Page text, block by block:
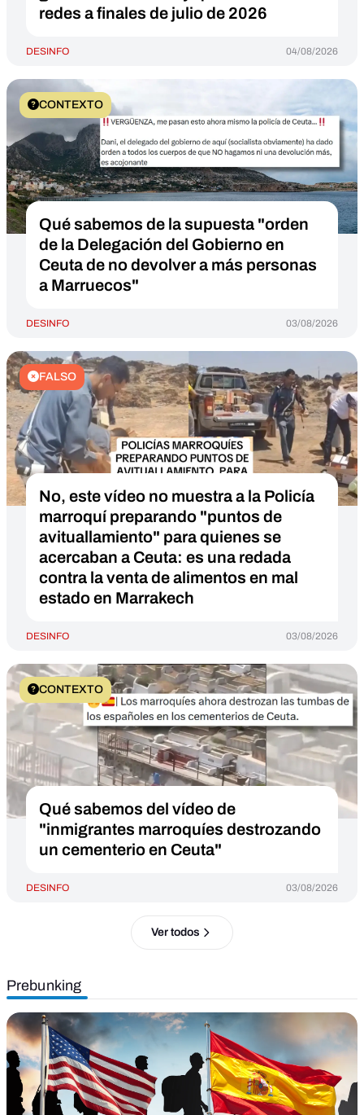
redes a finales de julio de 2026
DESINFO 04/08/2026
CONTEXTO
Qué sabemos de la supuesta "orden
de la Delegación del Gobierno en
Ceuta de no devolver a más personas
a Marruecos"
DESINFO 03/08/2026
FALSO
No, este vídeo no muestra a la Policía
marroquí preparando "puntos de
avituallamiento" para quienes se
acercaban a Ceuta: es una redada
contra la venta de alimentos en mal
estado en Marrakech
DESINFO 03/08/2026
CONTEXTO
Qué sabemos del vídeo de
"inmigrantes marroquíes destrozando
un cementerio en Ceuta"
DESINFO 03/08/2026
Ver todos
Prebunking